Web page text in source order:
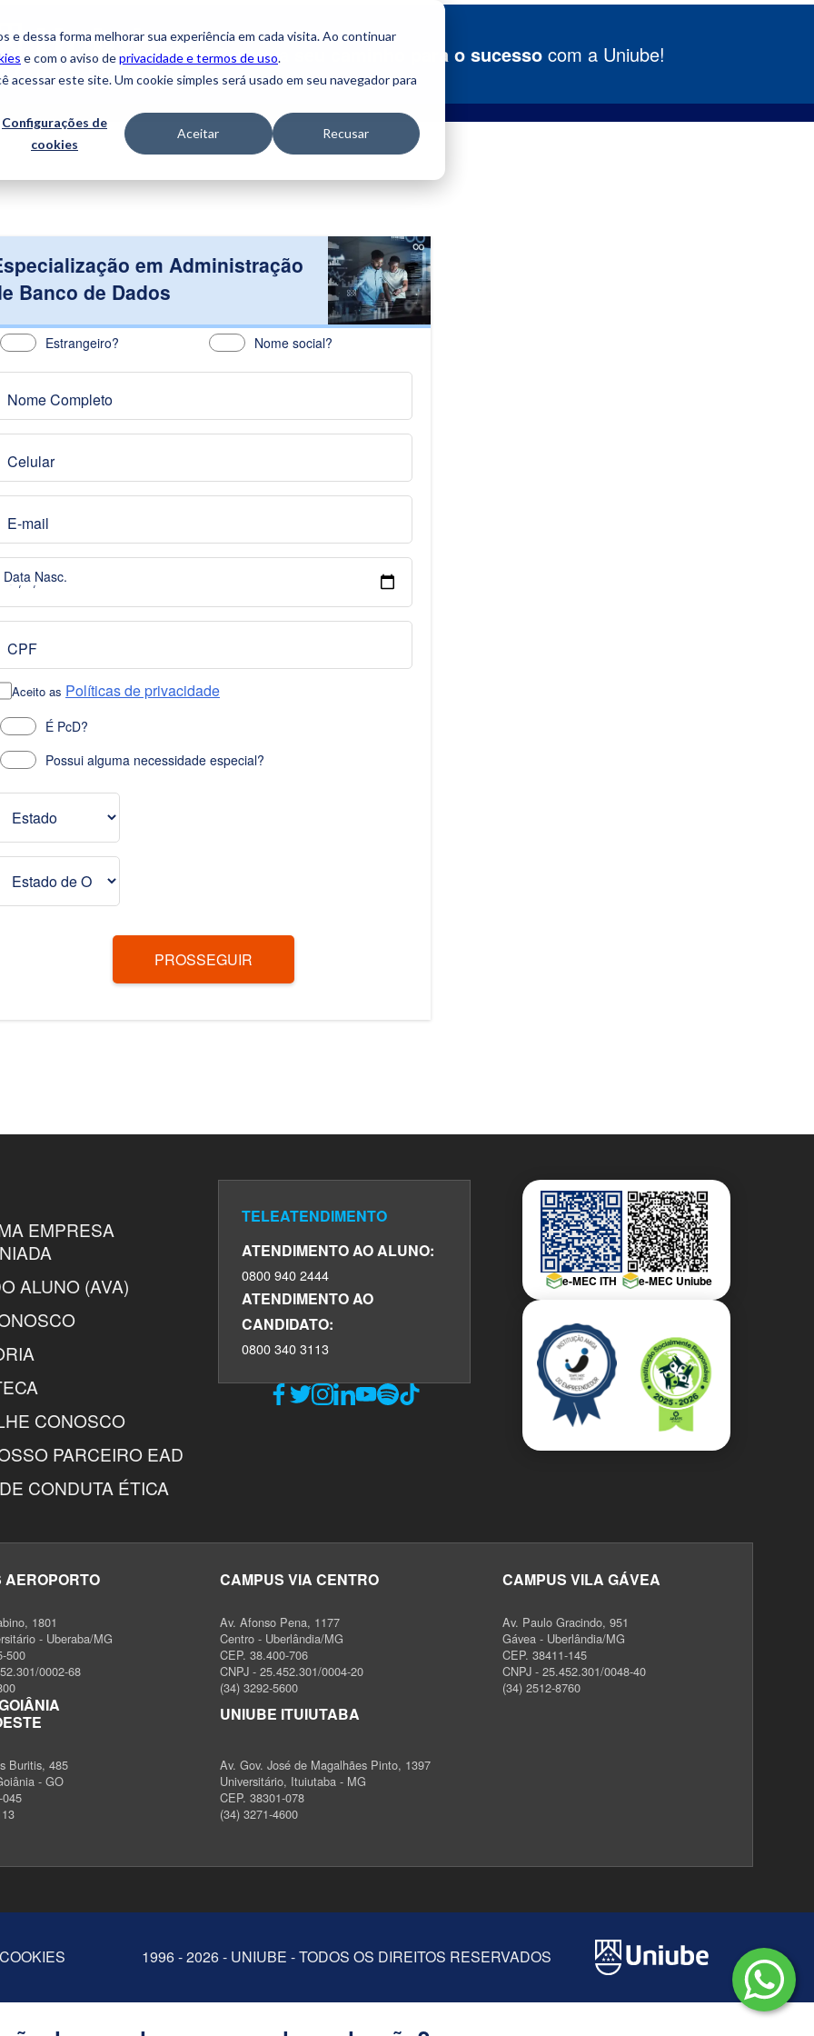
e dessa forma melhorar sua experiência em cada visita. Ao continuar
e com o aviso deprivacidade e termos de uso.
este site. Um cookie simples será usado em seu navegador para
Configurações de
cookies
Aceitar Recusar
Construa seu caminho para o sucessocom a Uniube!
em Administração
Banco de Dados
Estrangeiro? Nome social?
Nome Completo
Celular
E-mail
Data Nasc.
CPF
Aceito as Políticas de privacidade
É PcD?
Possui alguma necessidade especial?
PROSSEGUIR
EMPRESA
ALUNO (AVA)
CONOSCO
PARCEIRO EAD
CONDUTA ÉTICA
TELEATENDIMENTO
ATENDIMENTO AO ALUNO:
0800 940 2444
ATENDIMENTO AO
CANDIDATO:
0800 340 3113
e-MEC ITH e-MEC Uniube
AEROPORTO
1801
- Uberaba/MG
500
0002-68
Buritis, 485
- GO
CAMPUS VIA CENTRO
Av. Afonso Pena, 1177
Centro - Uberlândia/MG
CEP. 38.400-706
CNPJ - 25.452.301/0004-20
(34) 3292-5600
UNIUBE ITUIUTABA
Av. Gov. José de Magalhães Pinto, 1397
Universitário, Ituiutaba - MG
CEP. 38301-078
(34) 3271-4600
CAMPUS VILA GÁVEA
Av. Paulo Gracindo, 951
Gávea - Uberlândia/MG
CEP. 38411-145
CNPJ - 25.452.301/0048-40
(34) 2512-8760
1996 - 2026 - UNIUBE - TODOS OS DIREITOS RESERVADOS